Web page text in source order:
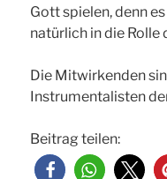
Gott spielen, denn
natürlich in die Rolle
Die Mitwirkenden
Instrumentalisten
Beitrag teilen: